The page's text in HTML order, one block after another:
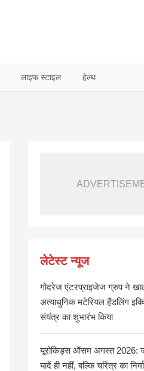
लाइफ स्टाइल हेल्थ
लेटेस्ट न्यूज
गोदरेज एंटरप्राइजेज ग्रुप ने
अत्याधुनिक मटेरियल हैंडलिंग
संयंत्र का शुभारंभ किया
यूरोकिड्स ऑसम अगस्त 2026:
यादें ही नहीं, बल्कि चरित्र का